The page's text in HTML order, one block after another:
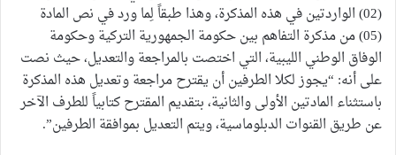
(02) الواردتين في هذه المذكرة، وهذا طبقاً لِما ورد في نص المادة
(05) من مذكرة التفاهم بين حكومة الجمهورية التركية وحكومة
الوفاق الوطني الليبية، التي اختصت بالمراجعة والتعديل، حيث نصت
على أنه: “يجوز لكلا الطرفين أن يقترح مراجعة وتعديل هذه المذكرة
باستثناء المادتين الأولى والثانية، بتقديم المقترح كتابياً للطرف الآخر
عن طريق القنوات الدبلوماسية، ويتم التعديل بموافقة الطرفين”.